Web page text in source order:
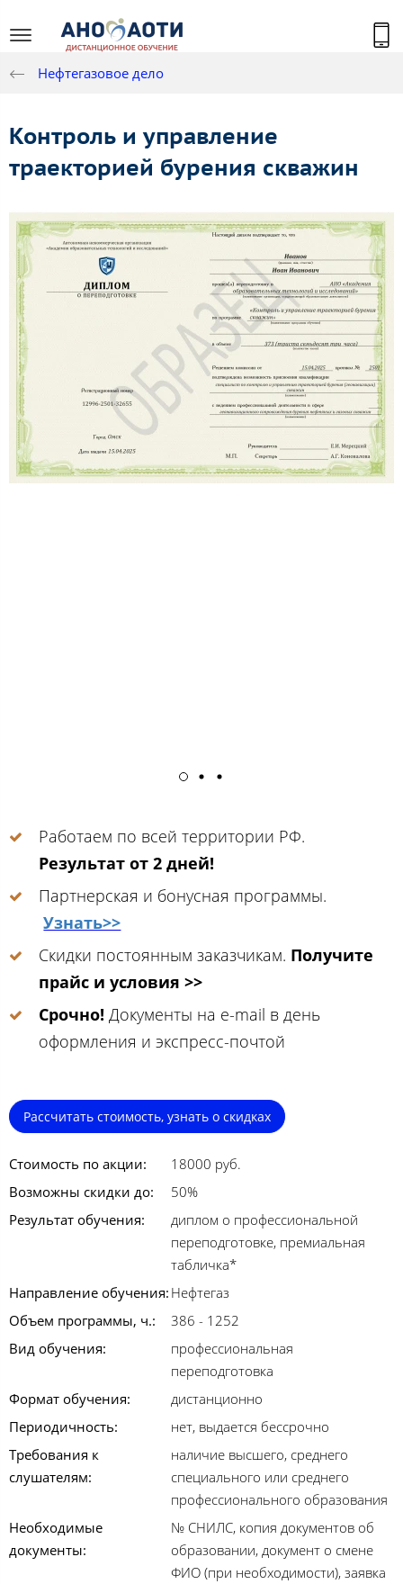
Нефтегазовое дело
Контроль и управление
траекторией бурения скважин
Работаем по всей территории РФ.
Результат от 2 дней!
Партнерская и бонусная программы.
Узнать>>
Скидки постоянным заказчикам. Получите
прайс и условия >>
Срочно! Документы на e-mail в день
оформления и экспресс-почтой
Рассчитать стоимость, узнать о скидках
Стоимость по акции:
18000 руб.
Возможны скидки до:
50%
Результат обучения:
диплом о профессиональной
переподготовке, премиальная
табличка*
Направление обучения: Нефтегаз
Объем программы, ч.:
386 - 1252
Вид обучения:
профессиональная
переподготовка
Формат обучения:
дистанционно
Периодичность:
нет, выдается бессрочно
Требования к
слушателям:
наличие высшего, среднего
специального или среднего
профессионального образования
Необходимые
документы:
№ СНИЛС, копия документов об
образовании, документ о смене
ФИО (при необходимости), заявка